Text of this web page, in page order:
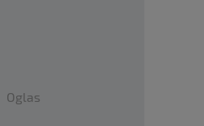
Oglas